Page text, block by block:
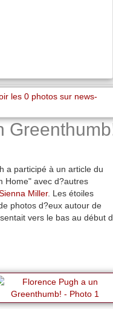
a participé à un article du
Home" avec d?autres
Miller. Les étoiles
photos d?eux autour de
vers le bas au début